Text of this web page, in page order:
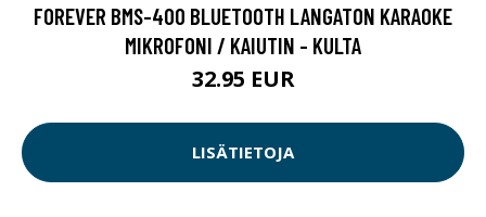
FOREVER BMS-400 BLUETOOTH LANGATON KARAOKE
MIKROFONI / KAIUTIN - KULTA
32.95 EUR
LISÄTIETOJA